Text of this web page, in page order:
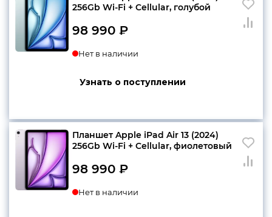
256Gb Wi-Fi + Cellular, голубой
98 990 ₽
Нет в наличии
Узнать о поступлении
Планшет Apple iPad Air 13 (2024)
256Gb Wi-Fi + Cellular, фиолетовый
98 990 ₽
Нет в наличии